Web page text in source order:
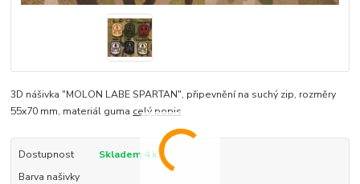
3D nášivka "MOLON LABE SPARTAN", připevnění na suchý zip, rozměry
55x70 mm, materiál guma celý popis
Dostupnost
Skladem 4 ks
Barva našivky